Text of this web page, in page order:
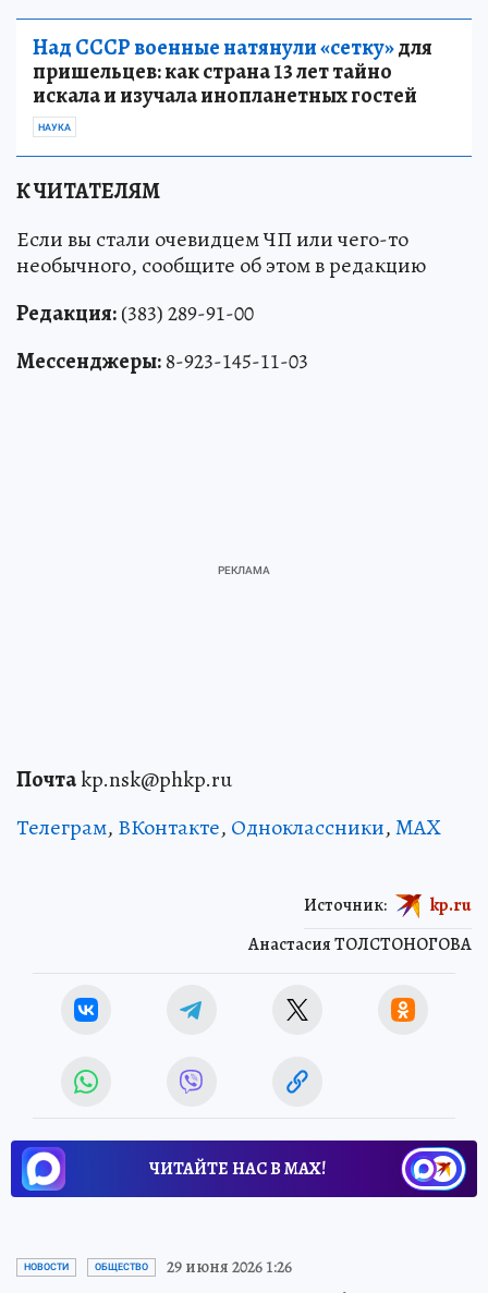
Над СССР военные натянули «сетку»для
пришельцев: как страна 13 лет тайно
искала и изучала инопланетных гостей
НАУКА
К ЧИТАТЕЛЯМ
Если вы стали очевидцем ЧП или чего-то
необычного, сообщите об этом в редакцию
Редакция:(383) 289-91-00
Мессенджеры:8-923-145-11-03
Почтаkp.nsk@phkp.ru
Телеграм, ВКонтакте, Одноклассники,MAX
Анастасия ТОЛСТОНОГОВА
Источник: kp.ru
ЧИТАЙТЕ НАС В МАХ!
НОВОСТИ ОБЩЕСТВО 29 июня 2026 1:26